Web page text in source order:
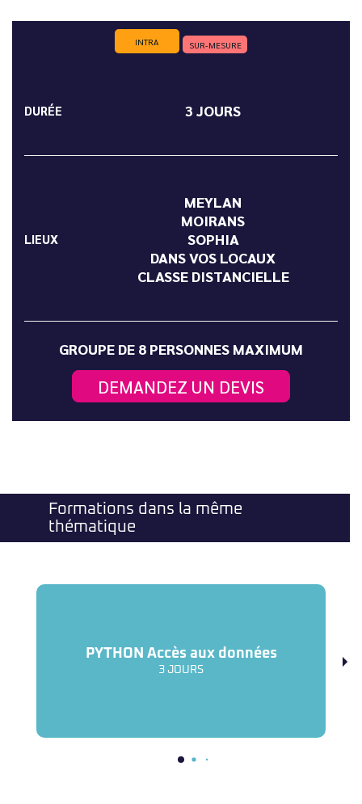
INTRA SUR-MESURE
DURÉE 3 JOURS
LIEUX
MEYLAN
MOIRANS
SOPHIA
DANS VOS LOCAUX
CLASSE DISTANCIELLE
GROUPE DE 8 PERSONNES MAXIMUM
DEMANDEZ UN DEVIS
Formations dans la même
thématique
PYTHON Accès aux données
3 JOURS